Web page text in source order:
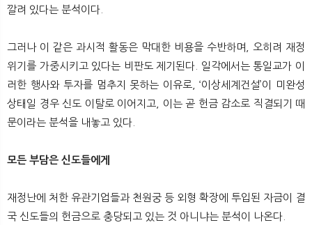
깔려 있다는 분석이다.
그러나 이 같은 과시적 활동은 막대한 비용을 수반하며, 오히려 재정
위기를 가중시키고 있다는 비판도 제기된다. 일각에서는 통일교가 이
러한 행사와 투자를 멈추지 못하는 이유로, ‘이상세계건설’이 미완성
상태일 경우 신도 이탈로 이어지고, 이는 곧 헌금 감소로 직결되기 때
문이라는 분석을 내놓고 있다.
모든 부담은 신도들에게
재정난에 처한 유관기업들과 천원궁 등 외형 확장에 투입된 자금이 결
국 신도들의 헌금으로 충당되고 있는 것 아니냐는 분석이 나온다.